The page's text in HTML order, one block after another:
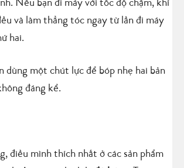
Nếu bạn đi máy với tốc độ chậm, khí
và làm thẳng tóc ngay từ lần đi máy
hai.
dùng một chút lực để bóp nhẹ hai bản
đáng kể.
điều mình thích nhất ở các sản phẩm